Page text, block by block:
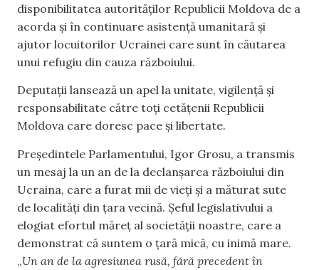
disponibilitatea autorităților Republicii Moldova de a
acorda și în continuare asistență umanitară și
ajutor locuitorilor Ucrainei care sunt în căutarea
unui refugiu din cauza războiului.
Deputații lansează un apel la unitate, vigilență și
responsabilitate către toți cetățenii Republicii
Moldova care doresc pace și libertate.
Președintele Parlamentului, Igor Grosu, a transmis
un mesaj la un an de la declanșarea războiului din
Ucraina, care a furat mii de vieți și a măturat sute
de localități din țara vecină. Șeful legislativului a
elogiat efortul măreț al societății noastre, care a
demonstrat că suntem o țară mică, cu inimă mare.
„Un an de la agresiunea rusă, fără precedent în